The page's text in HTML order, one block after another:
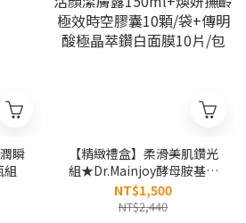
瞬
組
【精緻禮盒】柔滑美肌鑽光
組★Dr.Mainjoy酵母胺基酸
活顏潔膚露150ml+煥妍撫齡
極效時空膠囊10顆/袋+傳明
NT$1,500
NT$2,440